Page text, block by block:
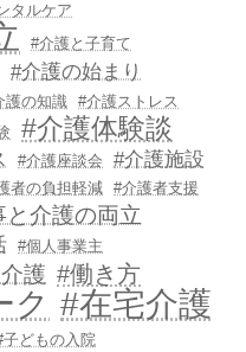
タルケア
#介護と子育て
#介護の始まり
護の知識 #介護ストレス
#介護体験談
#介護座談会 #介護施設
者の負担軽減 #介護者支援
と介護の両立
#個人事業主
護 #働き方
ク #在宅介護
子どもの入院